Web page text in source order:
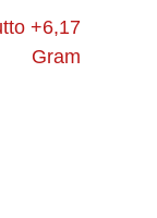
+6,17
Gram